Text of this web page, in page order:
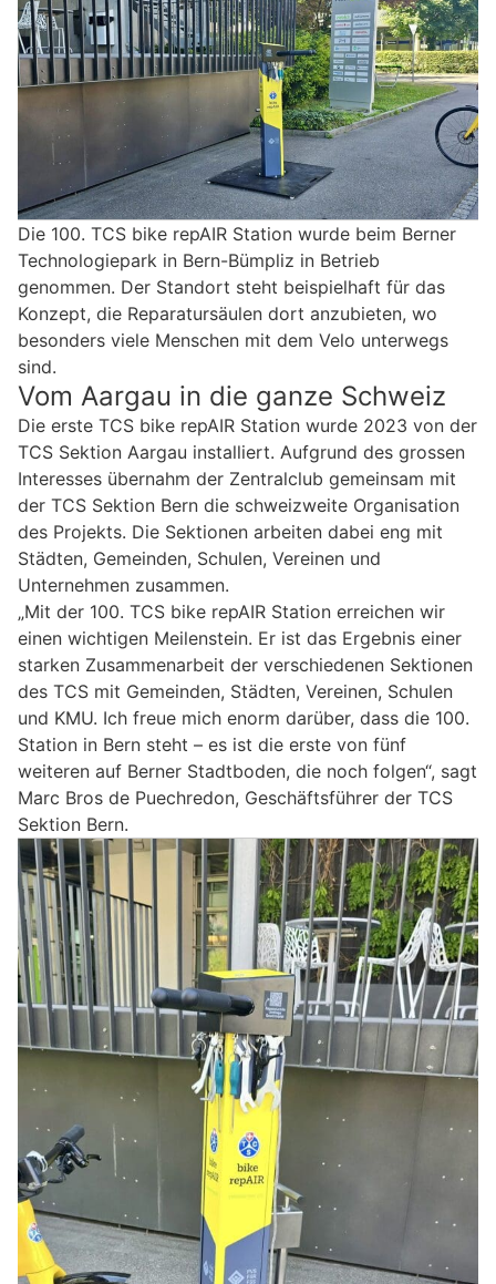
Die 100. TCS bike repAIR Station wurde beim Berner
Technologiepark in Bern-Bümpliz in Betrieb
genommen. Der Standort steht beispielhaft für das
Konzept, die Reparatursäulen dort anzubieten, wo
besonders viele Menschen mit dem Velo unterwegs
sind.
Vom Aargau in die ganze Schweiz
Die erste TCS bike repAIR Station wurde 2023 von der
TCS Sektion Aargau installiert. Aufgrund des grossen
Interesses übernahm der Zentralclub gemeinsam mit
der TCS Sektion Bern die schweizweite Organisation
des Projekts. Die Sektionen arbeiten dabei eng mit
Städten, Gemeinden, Schulen, Vereinen und
Unternehmen zusammen.
„Mit der 100. TCS bike repAIR Station erreichen wir
einen wichtigen Meilenstein. Er ist das Ergebnis einer
starken Zusammenarbeit der verschiedenen Sektionen
des TCS mit Gemeinden, Städten, Vereinen, Schulen
und KMU. Ich freue mich enorm darüber, dass die 100.
Station in Bern steht – es ist die erste von fünf
weiteren auf Berner Stadtboden, die noch folgen“, sagt
Marc Bros de Puechredon, Geschäftsführer der TCS
Sektion Bern.